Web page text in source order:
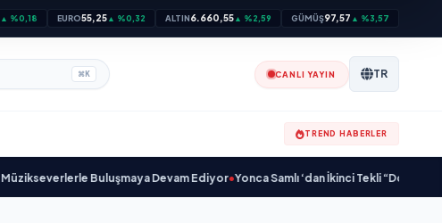
▲ %0,18 EURO55,25▲ %0,32 ALTIN6.660,55▲ %2,59 GÜMÜŞ97,57 ▲ %3,57
⌘K CANLI YAYIN TR
TREND HABERLER
Buluşmaya Devam Ediyor•Yonca Samlı ‘dan İkinci Tekli “Donacaksın